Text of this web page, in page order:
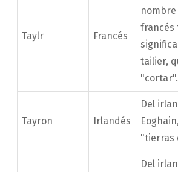
Taylr Francés
francés
tailier,
"cortar".
Tayron Irlandés
Del
"tierras
Del